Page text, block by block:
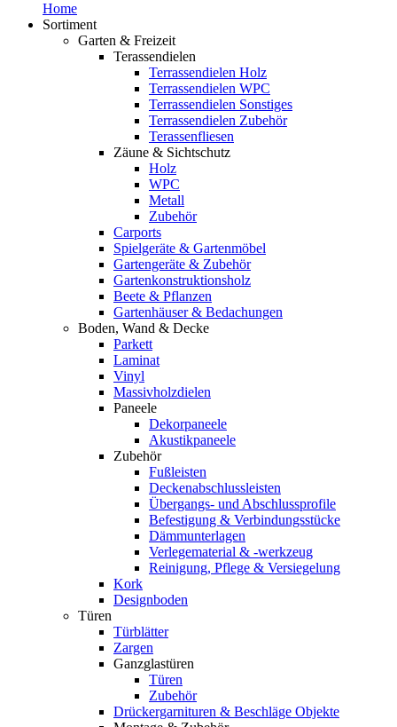
Home
Sortiment
Garten & Freizeit
Terassendielen
Terrassendielen Holz
Terrassendielen WPC
Terrassendielen Sonstiges
Terrassendielen Zubehör
Terassenfliesen
Zäune & Sichtschutz
Holz
WPC
Metall
Zubehör
Carports
Spielgeräte & Gartenmöbel
Gartengeräte & Zubehör
Gartenkonstruktionsholz
Beete & Pflanzen
Gartenhäuser & Bedachungen
Boden, Wand & Decke
Parkett
Laminat
Vinyl
Massivholzdielen
Paneele
Dekorpaneele
Akustikpaneele
Zubehör
Fußleisten
Deckenabschlussleisten
Übergangs- und Abschlussprofile
Befestigung & Verbindungsstücke
Dämmunterlagen
Verlegematerial & -werkzeug
Reinigung, Pflege & Versiegelung
Kork
Designboden
Türen
Türblätter
Zargen
Ganzglastüren
Türen
Zubehör
Drückergarnituren & Beschläge Objekte